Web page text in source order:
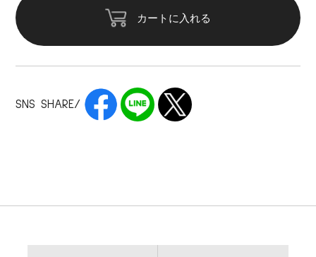
カートに入れる
SNS SHARE/